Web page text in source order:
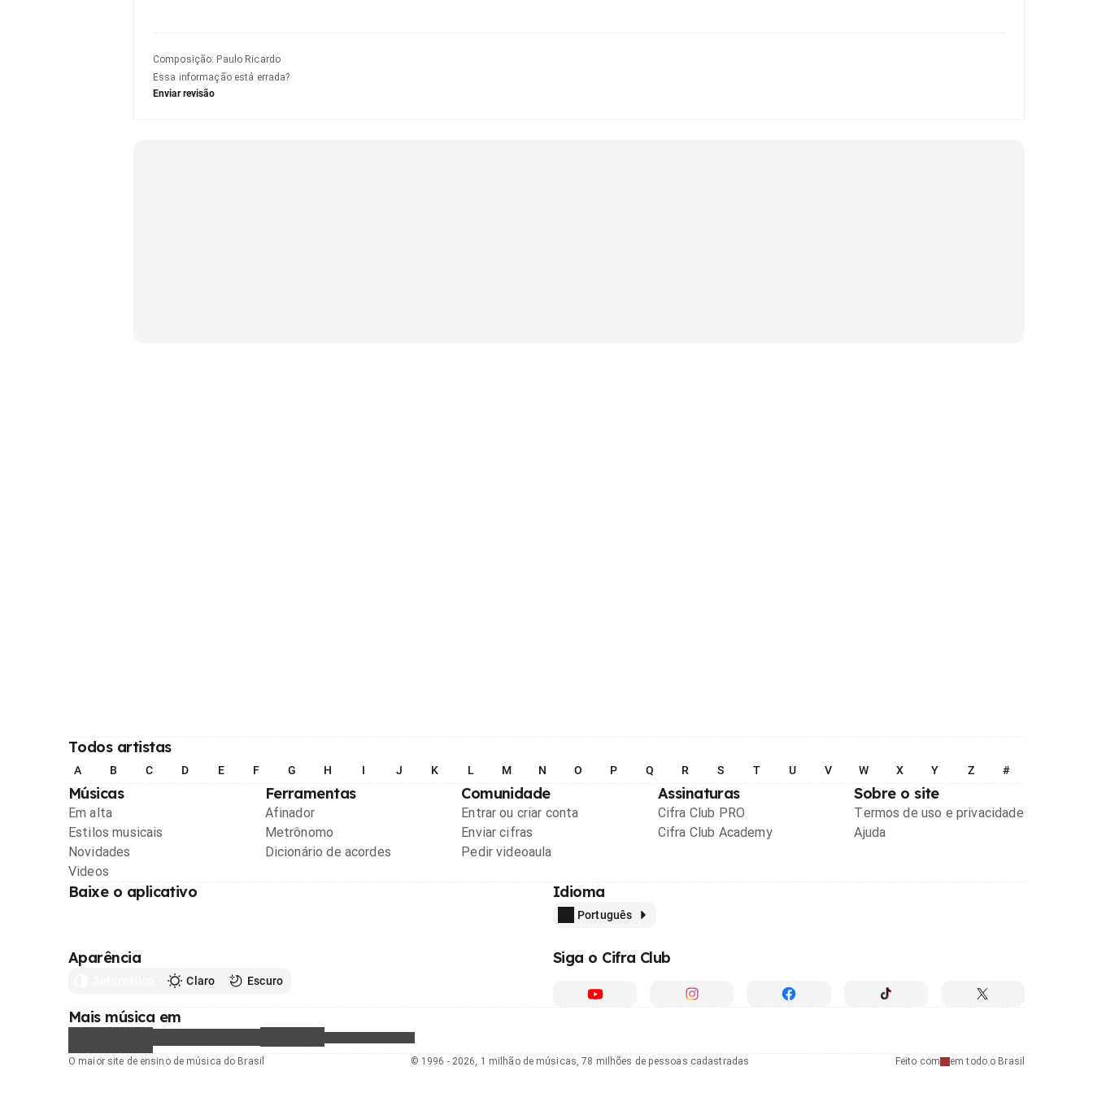
Composição: Paulo Ricardo
Essa informação está errada?
Enviar revisão
Todos artistas
A B C D E F G H I J K L M N O P Q R S T U V W X Y Z #
Músicas
Em alta
Estilos musicais
Novidades
Videos
Ferramentas
Afinador
Metrônomo
Dicionário de acordes
Comunidade
Entrar ou criar conta
Enviar cifras
Pedir videoaula
Assinaturas
Cifra Club PRO
Cifra Club Academy
Sobre o site
Termos de uso e privacidade
Ajuda
Baixe o aplicativo Idioma
Português
Aparência
Claro Escuro
Siga o Cifra Club
Mais música em
O maior site de ensino de música do Brasil Feito com em todo o Brasil
© 1996 - 2026, 1 milhão de músicas, 78 milhões de pessoas cadastradas